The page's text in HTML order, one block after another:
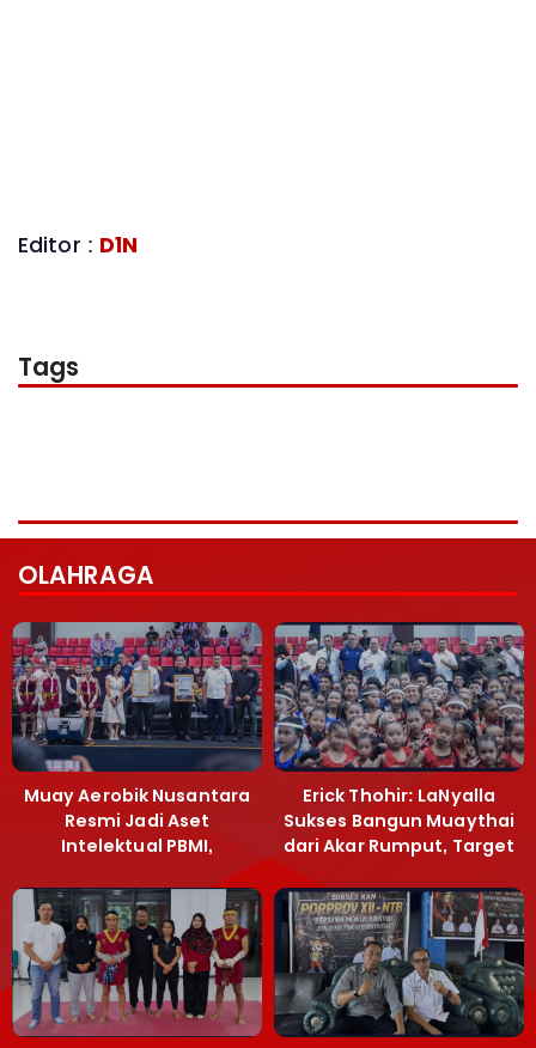
Editor : D1N
Tags
OLAHRAGA
Muay Aerobik Nusantara
Resmi Jadi Aset
Intelektual PBMI,
Terobosan Bangun
Grassroots
Erick Thohir: LaNyalla
Sukses Bangun Muaythai
dari Akar Rumput, Target